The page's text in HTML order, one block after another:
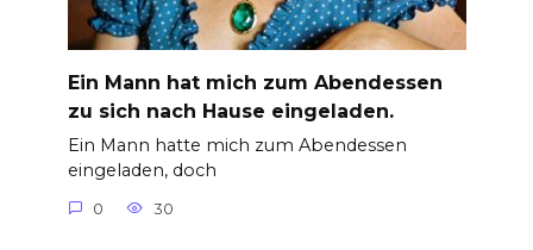
Ein Mann hat mich zum Abendessen
zu sich nach Hause eingeladen.
Ein Mann hatte mich zum Abendessen
eingeladen, doch
0 30